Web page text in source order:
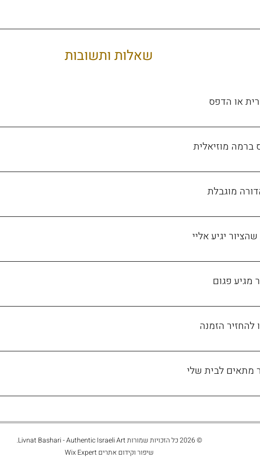
שאלות ותשובות
או הדפס
ישנן שלוש אפשרויות לרכישה: ציור מקורי. הדפס במהדורה מוגבלת - חתום וממוספר. הדפס רגיל - ללא חתימה וללא מספור.
מוזיאלית
ביותר, סטנדרט שבו משתמשמים מוזיאונים וגלריות. צבעים חדים שנשמרים
מוגבלת
כל עותק ממוספר וחתום ידנית. מצורפת תעודת מקוריות להדפס. לא יודפסו
יגיע אליי
בישראל: 7 - 14 ימי עסקים. בחו"ל (תלוי מדינה): 14 - 21 ימי עסקים.
מגיע פגום
להחזיר הזמנה
מתאים לבית שלי
בתיאור הציור מתאימות למקום בו את רוצה לתלות את הציור. במקרה של
© 2026 כל הזכויות שמורות Livnat Bashari- Authentic Israeli Art.
שיפור וקידום אתרים Wix Expert